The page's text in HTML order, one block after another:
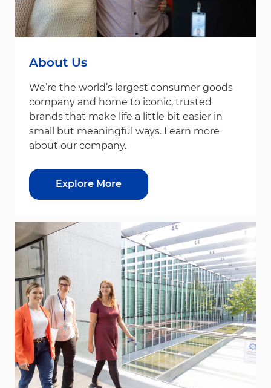
About Us
We’re the world’s largest consumer goods
company and home to iconic, trusted
brands that make life a little bit easier in
small but meaningful ways. Learn more
about our company.
Explore More